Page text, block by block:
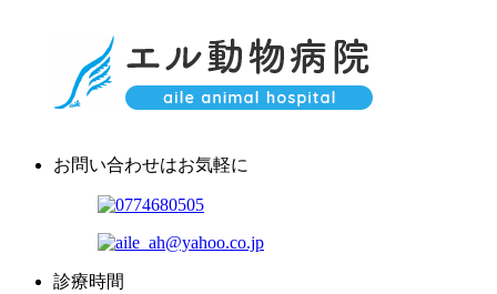
お問い合わせはお気軽に
診療時間